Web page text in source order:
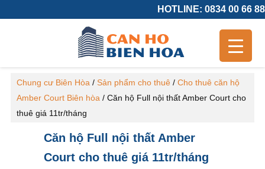
HOTLINE: 0834 00 66 88
Chung cư Biên Hòa / Sản phẩm cho thuê/ Cho thuê căn hộ
Amber Court Biên hòa / Căn hộ Full nội thất Amber Court cho
thuê giá 11tr/tháng
Căn hộ Full nội thất Amber
Court cho thuê giá 11tr/tháng